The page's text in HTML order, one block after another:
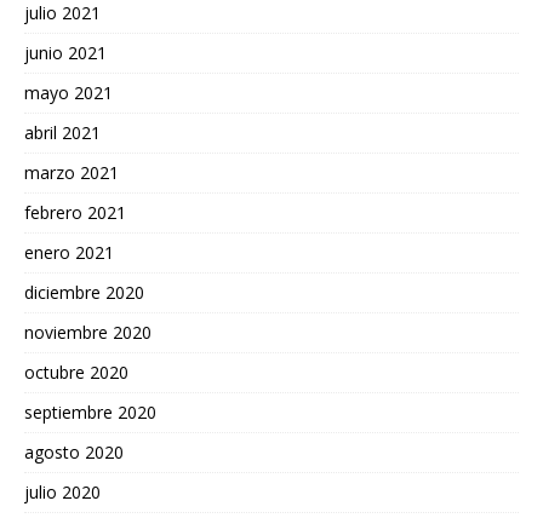
julio 2021
junio 2021
mayo 2021
abril 2021
marzo 2021
febrero 2021
enero 2021
diciembre 2020
noviembre 2020
octubre 2020
septiembre 2020
agosto 2020
julio 2020